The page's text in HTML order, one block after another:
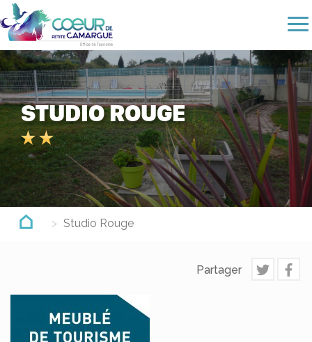
Aller
au
contenu
principal
STUDIO ROUGE
Studio Rouge
Partager